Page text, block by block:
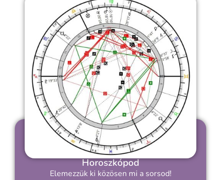
Horoszkópod
Elemezzük ki közösen mi a sorsod!